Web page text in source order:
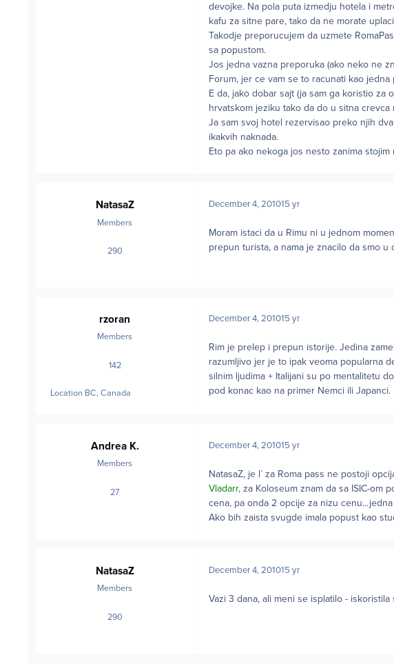
devojke. Na pola puta izmedju hotela i
kafu za sitne pare, tako da ne morate
Takodje preporucujem da uzmete
sa popustom.
Jos jedna vazna preporuka (ako neko ne
Forum, jer ce vam se to racunati kao
E da, jako dobar sajt (ja sam ga koristio
hrvatskom jeziku tako da do u sitna
Ja sam svoj hotel rezervisao preko njih
ikakvih naknada.
Eto pa ako nekoga jos nesto zanima stojim
NatasaZ
Members
290posts
December 4, 201015 yr
Moram istaci da u Rimu ni u jednom
prepun turista, a nama je znacilo da smo
rzoran
Members
142posts
Location BC, Canada
December 4, 201015 yr
Rim je prelep i prepun istorije. Jedina
razumljivo jer je to ipak veoma popularna
silnim ljudima + Italijani su po mentalitetu
pod konac kao na primer Nemci ili Japanci.
Andrea K.
Members
27posts
December 4, 201015 yr
NatasaZ, je l` za Roma pass ne postoji
Vladarr, za Koloseum znam da sa ISIC-om
cena, pa onda 2 opcije za nizu
Ako bih zaista svugde imala popust kao
NatasaZ
Members
290posts
December 4, 201015 yr
Vazi 3 dana, ali meni se isplatilo -